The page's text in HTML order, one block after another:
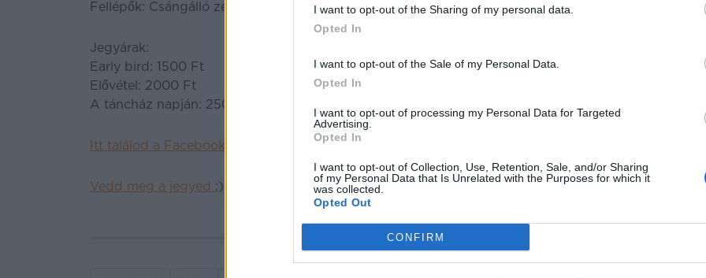
I want to opt-out of the Sharing of my personal data.
Opted In
I want to opt-out of the Sale of my Personal Data.
Opted In
I want to opt-out of processing my Personal Data for Targeted
Advertising.
Opted In
I want to opt-out of Collection, Use, Retention, Sale, and/or Sharing
of my Personal Data that Is Unrelated with the Purposes for which it
was collected.
Opted Out
CONFIRM
Fellépők: Csángálló zenekar, Tokos zenekar
Jegyárak:
Early bird: 1500 Ft
Elővétel: 2000 Ft
A táncház napján: 2500 Ft
Itt találod a Facebook eseményt!
Vedd meg a jegyed ;)